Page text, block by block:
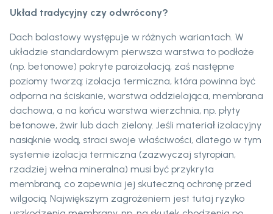
Układ tradycyjny czy odwrócony?
Dach balastowy występuje w różnych wariantach. W
układzie standardowym pierwsza warstwa to podłoże
(np. betonowe) pokryte paroizolacją, zaś następne
poziomy tworzą: izolacja termiczna, która powinna być
odporna na ściskanie, warstwa oddzielająca, membrana
dachowa, a na końcu warstwa wierzchnia, np. płyty
betonowe, żwir lub dach zielony. Jeśli materiał izolacyjny
nasiąknie wodą, straci swoje właściwości, dlatego w tym
systemie izolacja termiczna (zazwyczaj styropian,
rzadziej wełna mineralna) musi być przykryta
membraną, co zapewnia jej skuteczną ochronę przed
wilgocią. Największym zagrożeniem jest tutaj ryzyko